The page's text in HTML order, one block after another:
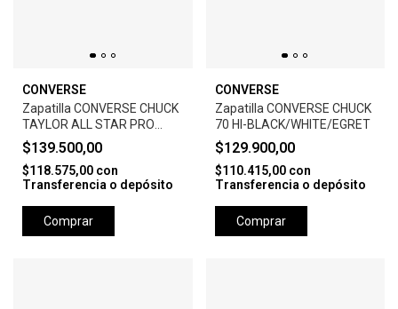
CONVERSE
Zapatilla CONVERSE CHUCK
TAYLOR ALL STAR PRO
SUEDE-BLACK
$139.500,00
$118.575,00 con
Transferencia o depósito
Comprar
CONVERSE
Zapatilla CONVERSE CHUCK
70 HI-BLACK/WHITE/EGRET
$129.900,00
$110.415,00 con
Transferencia o depósito
Comprar